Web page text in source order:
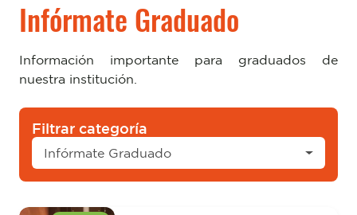
Infórmate Graduado
Información importante para graduados de
nuestra institución.
Filtrar categoría
Infórmate Graduado